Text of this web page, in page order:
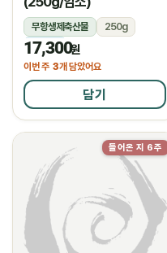
무항생제축산물
250g
냉장
17,300원
이번 주 3개 담았어요
담기
들어온 지 6주